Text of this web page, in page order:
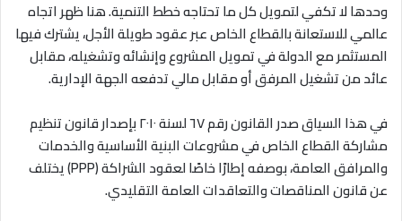
وحدها لا تكفي لتمويل كل ما تحتاجه خطط التنمية. هنا ظهر اتجاه
عالمي للاستعانة بالقطاع الخاص عبر عقود طويلة الأجل، يشترك فيها
المستثمر مع الدولة في تمويل المشروع وإنشائه وتشغيله، مقابل
عائد من تشغيل المرفق أو مقابل مالي تدفعه الجهة الإدارية.
في هذا السياق صدر القانون رقم ٦٧ لسنة ٢٠١٠ بإصدار قانون تنظيم
مشاركة القطاع الخاص في مشروعات البنية الأساسية والخدمات
والمرافق العامة، بوصفه إطارًا خاصًا لعقود الشراكة(PPP)
يختلف
عن قانون المناقصات والتعاقدات العامة التقليدي.